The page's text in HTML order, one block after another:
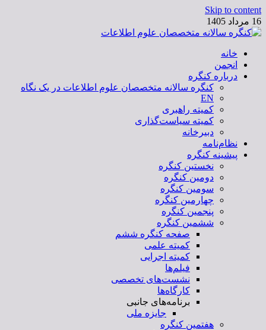
Skip to content
16 مرداد 1405
کنگره سالانه متخصصان علوم اطلاعات
خانه
انجمن
درباره کنگره
کنگره سالانه متخصصان علوم اطلاعات در یک نگاه
EN
کمیته راهبری
کمیته سیاست‌گذاری
دبیرخانه
نظام‌نامه
پیشینه کنگره
نخستین کنگره
دومین کنگره
سومین کنگره
چهارمین کنگره
پنجمین کنگره
ششمین کنگره
صفحه کنگره ششم
کمیته علمی
کمیته اجرایی
فیلم‌ها
نشست‌های تخصصی
کارگاه‌ها
برنامه‌های جانبی
جایزه ملی
هفتمین کنگره